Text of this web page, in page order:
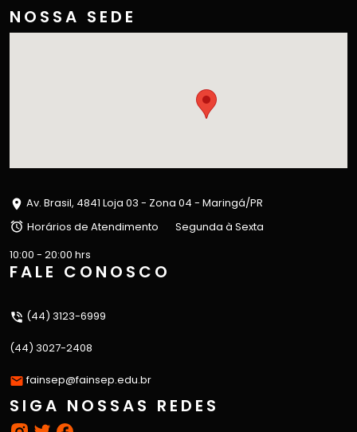
NOSSA SEDE
Av. Brasil, 4841 Loja 03 - Zona 04 - Maringá/PR
Horários de Atendimento
Segunda à Sexta
10:00 - 20:00 hrs
FALE CONOSCO
(44) 3123-6999
(44) 3027-2408
fainsep@fainsep.edu.br
SIGA NOSSAS REDES